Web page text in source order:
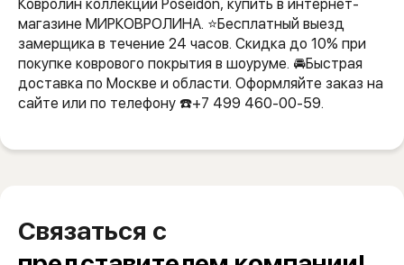
Ковролин коллекции Poseidon, купить в интернет-
магазине МИРКОВРОЛИНА. ⭐️Бесплатный выезд
замерщика в течение 24 часов. Скидка до 10% при
покупке коврового покрытия в шоуруме. 🚘Быстрая
доставка по Москве и области. Оформляйте заказ на
сайте или по телефону ☎️+7 499 460-00-59.
Связаться с